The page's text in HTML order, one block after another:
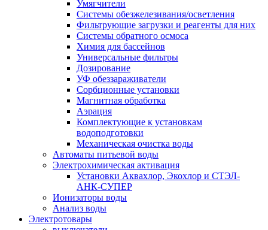
Умягчители
Системы обезжелезивания/осветления
Фильтрующие загрузки и реагенты для них
Системы обратного осмоса
Химия для бассейнов
Универсальные фильтры
Дозирование
УФ обеззараживатели
Сорбционные установки
Магнитная обработка
Аэрация
Комплектующие к установкам
водоподготовки
Механическая очистка воды
Автоматы питьевой воды
Электрохимическая активация
Установки Аквахлор, Экохлор и СТЭЛ-
АНК-СУПЕР
Ионизаторы воды
Анализ воды
Электротовары